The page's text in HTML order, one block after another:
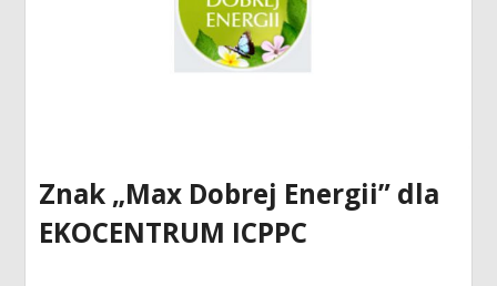
Znak „Max Dobrej Energii” dla
EKOCENTRUM ICPPC